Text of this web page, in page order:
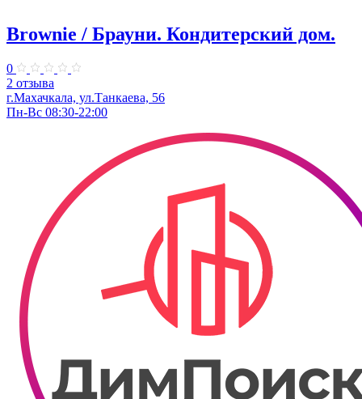
Brownie / Брауни. Кондитерский дом.
0
2 отзыва
г.Махачкала, ул.Танкаева, 56
Пн-Вс 08:30-22:00